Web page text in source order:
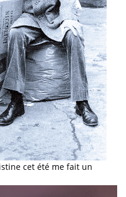
cet été me fait un